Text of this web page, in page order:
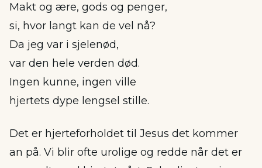
Makt og ære, gods og penger,
si, hvor langt kan de vel nå?
Da jeg var i sjelenød,
var den hele verden død.
Ingen kunne, ingen ville
hjertets dype lengsel stille.
Det er hjerteforholdet til Jesus det kommer
an på. Vi blir ofte urolige og redde når det er